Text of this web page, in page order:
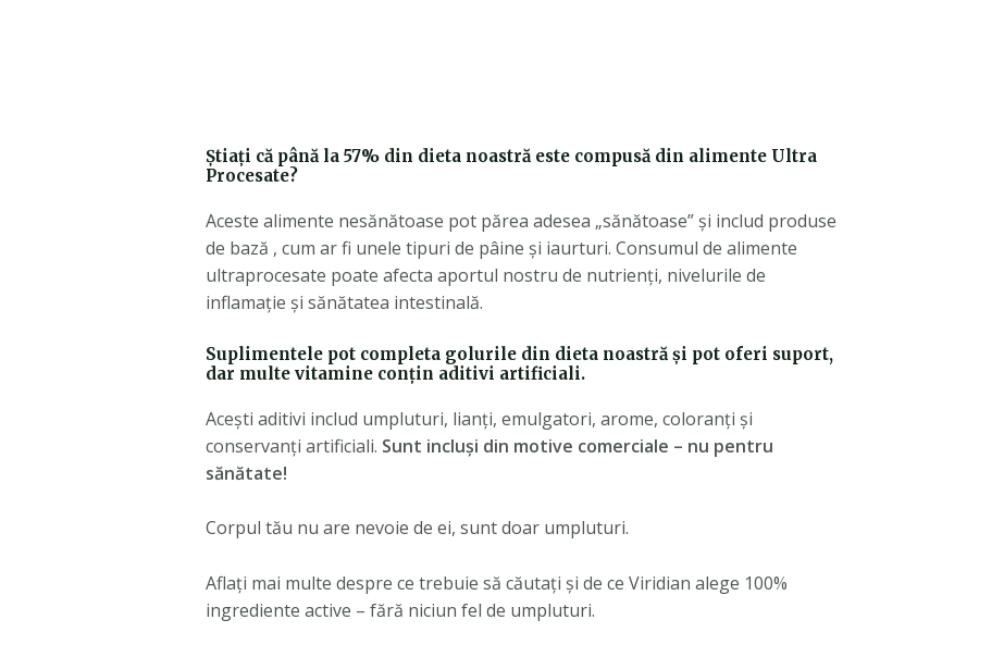
Știați că până la 57% din dieta noastră este compusă din alimente Ultra
Procesate?
Aceste alimente nesănătoase pot părea adesea „sănătoase” și includ produse
de bază , cum ar fi unele tipuri de pâine și iaurturi. Consumul de alimente
ultraprocesate poate afecta aportul nostru de nutrienți, nivelurile de
inflamație și sănătatea intestinală.
Suplimentele pot completa golurile din dieta noastră și pot oferi suport,
dar multe vitamine conțin aditivi artificiali.
Acești aditivi includ umpluturi, lianți, emulgatori, arome, coloranți și
conservanți artificiali. Sunt incluși din motive comerciale – nu pentru
sănătate!
Corpul tău nu are nevoie de ei, sunt doar umpluturi.
Aflați mai multe despre ce trebuie să căutați și de ce Viridian alege 100%
ingrediente active – fără niciun fel de umpluturi.